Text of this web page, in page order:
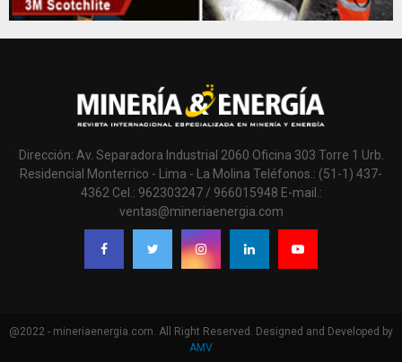
Dirección: Av. Separadora Industrial 2060 Oficina 303 Torre 1 Urb.
Residencial Monterrico - Lima - La Molina Teléfonos.: (51-1) 437-
4362 Cel.: 962303247 / 966015948 E-mail.:
ventas@mineriaenergia.com
@2022 - mineriaenergia.com. All Right Reserved. Designed and Developed by
AMV